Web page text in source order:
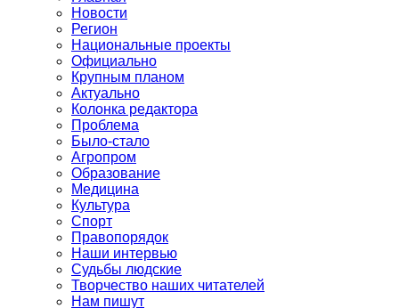
Новости
Регион
Национальные проекты
Официально
Крупным планом
Актуально
Колонка редактора
Проблема
Было-стало
Агропром
Образование
Медицина
Культура
Спорт
Правопорядок
Наши интервью
Судьбы людские
Творчество наших читателей
Нам пишут